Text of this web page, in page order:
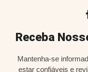
Receba
Mantenha-se
estar confiáveis e